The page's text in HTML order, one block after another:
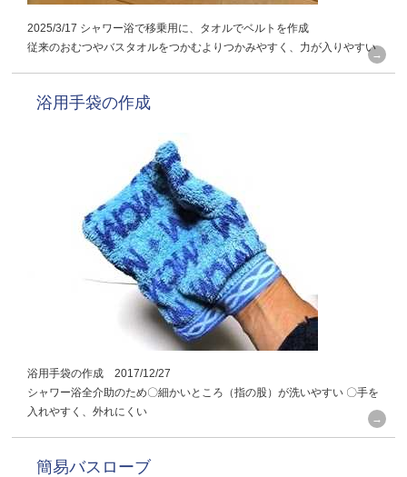
2025/3/17 シャワー浴で移乗用に、タオルでベルトを作成
従来のおむつやバスタオルをつかむよりつかみやすく、力が入りやすい
浴用手袋の作成
浴用手袋の作成 2017/12/27
シャワー浴全介助のため〇細かいところ（指の股）が洗いやすい 〇手を
入れやすく、外れにくい
簡易バスローブ